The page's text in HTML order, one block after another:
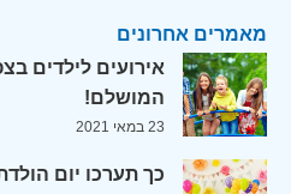
מאמרים אחרונים
אירועים לילדים
המושלם!
23 במאי 2021
כך תערכו יום